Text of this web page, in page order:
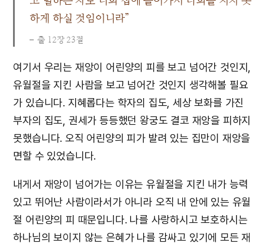
하게 하실 것임이니라”
출 12장 23절
여기서 우리는 재앙이 어린양의 피를 보고 넘어간 것인지,
유월절을 지킨 사람을 보고 넘어간 것인지 생각해볼 필요
가 있습니다. 지혜롭다는 학자의 집도, 세상 보화를 가진
부자의 집도, 권세가 등등했던 왕궁도 결코 재앙을 피하지
못했습니다. 오직 어린양의 피가 발려 있는 집만이 재앙을
면할 수 있었습니다.
내게서 재앙이 넘어가는 이유는 유월절을 지킨 내가 능력
있고 뛰어난 사람이라서가 아니라 오직 내 안에 있는 유월
절 어린양의 피 때문입니다. 나를 사랑하시고 보호하시는
하나님의 보이지 않는 은혜가 나를 감싸고 있기에 모든 재